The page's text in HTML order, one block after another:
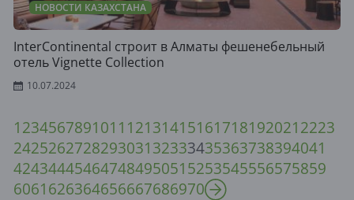
НОВОСТИ КАЗАХСТАНА
InterContinental строит в Алматы фешенебельный
отель Vignette Collection
10.07.2024
1234567891011 121314151617181920212223
242526272829303132333435363738394041
424344454647484950515253545556575859
6061626364656667686970